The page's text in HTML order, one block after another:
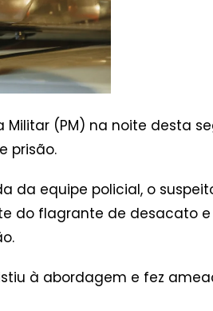
(PM) na noite desta
prisão.
da equipe policial, o
do flagrante de desacato
à abordagem e fez